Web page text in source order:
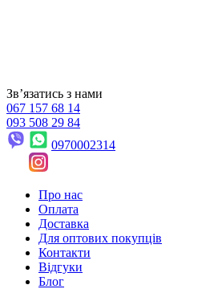
Звʼязатись з нами
067 157 68 14
093 508 29 84
0970002314
Про нас
Оплата
Доставка
Для оптових покупців
Контакти
Відгуки
Блог